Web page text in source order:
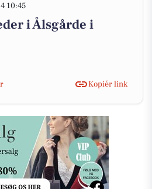
10:45
i Ålsgårde i
Kopiér link